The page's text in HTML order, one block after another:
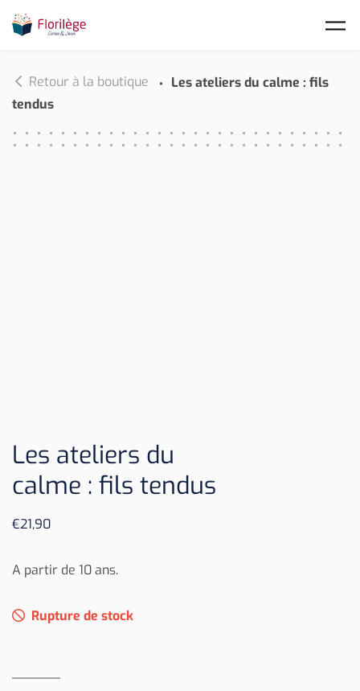
Retour à la boutique
Les ateliers du calme : fils
tendus
Les ateliers du
calme : fils tendus
€21,90
A partir de 10 ans.
Rupture de stock